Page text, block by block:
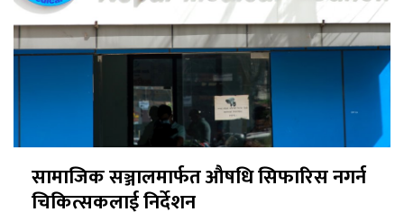
सामाजिक सञ्जालमार्फत औषधि सिफारिस नगर्न
चिकित्सकलाई निर्देशन